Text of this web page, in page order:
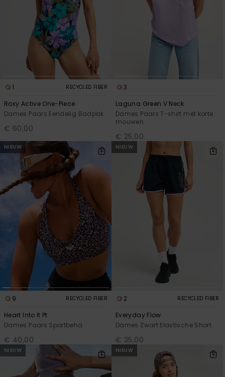
1 RECYCLED FIBER
Roxy Active One-Piece
Dames Paars Eendelig Badpak
€ 60,00
3
Laguna Green V Neck
Dames Paars T-shirt met korte
mouwen
€ 25,00
NIEUW
9 RECYCLED FIBER
Heart Into It Pt
Dames Paars Sportbeha
€ 40,00
NIEUW
2 RECYCLED FIBER
Everyday Flow
Dames Zwart Elastische Short
€ 35,00
NIEUW NIEUW